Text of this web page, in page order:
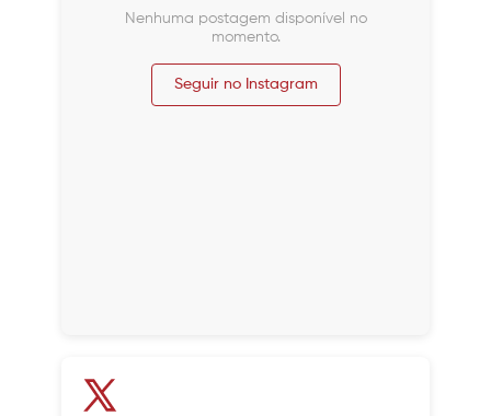
Nenhuma postagem disponível no
momento.
Seguir no Instagram